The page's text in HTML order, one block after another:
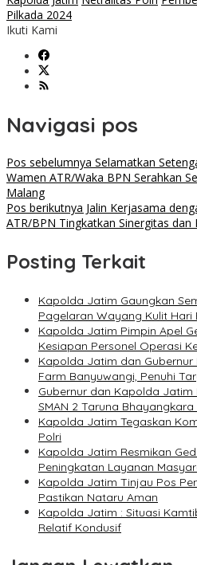
Pilkada 2024
Ikuti Kami
Navigasi pos
Pos sebelumnya Selamatkan
Wamen ATR/Waka BPN Serahkan
Malang
Pos berikutnya Jalin Kerjasama
ATR/BPN Tingkatkan Sinergitas dan
Posting Terkait
Kapolda Jatim Gaungkan
Pagelaran Wayang Kulit
Kapolda Jatim Pimpin Apel
Kesiapan Personel Operasi
Kapolda Jatim dan Gubernur
Farm Banyuwangi, Penuhi
Gubernur dan Kapolda Jatim
SMAN 2 Taruna
Kapolda Jatim Tegaskan
Polri
Kapolda Jatim Resmikan
Peningkatan Layanan
Kapolda Jatim Tinjau Pos
Pastikan Nataru Aman
Kapolda Jatim : Situasi
Relatif Kondusif